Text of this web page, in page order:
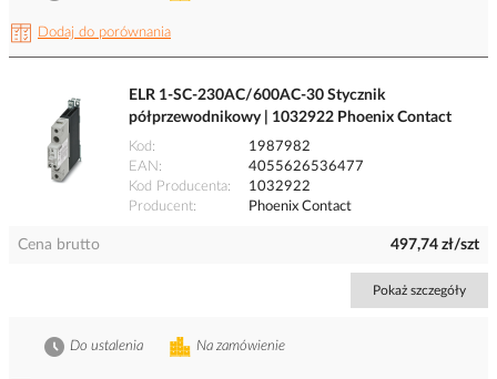
Dodaj do porównania
ELR 1-SC-230AC/600AC-30 Stycznik
półprzewodnikowy | 1032922 Phoenix Contact
Kod
1987982
EAN
4055626536477
Kod Producenta
1032922
Producent
Phoenix Contact
Cena brutto 497,74 zł/szt
Pokaż szczegóły
Na zamówienie
Do ustalenia